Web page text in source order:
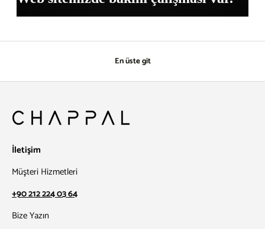
En üste git
İletişim
Müşteri Hizmetleri
+90 212 224 03 64
Bize Yazın